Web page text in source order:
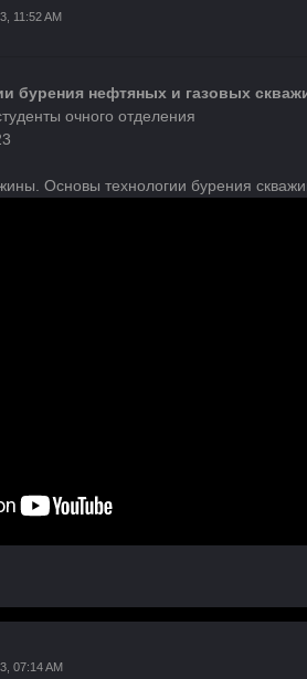
11:52 AM
бурения нефтяных и газовых
очного отделения
Основы технологии бурения
07:14 AM